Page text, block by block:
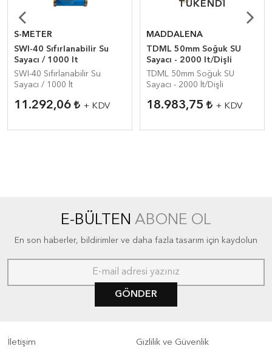
S-METER
SWI-40 Sıfırlanabilir Su
Sayacı / 1000 lt
SWI-40 Sıfırlanabilir Su
Sayacı / 1000 lt
11.292,06 + KDV
TÜKENDI
TÜKENDI
MADDALENA
TDML 50mm Soğuk SU
Sayacı - 2000 lt/Dişli
TDML 50mm Soğuk SU
Sayacı - 2000 lt/Dişli
18.983,75 + KDV
E-BÜLTEN ABONE OL
En son haberler, bildirimler ve daha fazla tasarım için kaydolun
GÖNDER
İletişim Gizlilik ve Güvenlik